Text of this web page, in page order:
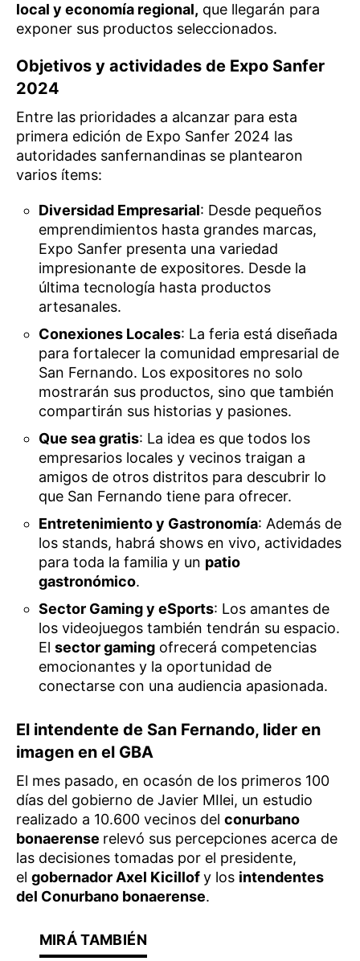
local y economía regional, que llegarán para
exponer sus productos seleccionados.
Objetivos y actividades de Expo Sanfer
2024
Entre las prioridades a alcanzar para esta
primera edición de Expo Sanfer 2024 las
autoridades sanfernandinas se plantearon
varios ítems:
Diversidad Empresarial: Desde pequeños
emprendimientos hasta grandes marcas,
Expo Sanfer presenta una variedad
impresionante de expositores. Desde la
última tecnología hasta productos
artesanales.
Conexiones Locales: La feria está diseñada
para fortalecer la comunidad empresarial de
San Fernando. Los expositores no solo
mostrarán sus productos, sino que también
compartirán sus historias y pasiones.
Que sea gratis: La idea es que todos los
empresarios locales y vecinos traigan a
amigos de otros distritos para descubrir lo
que San Fernando tiene para ofrecer.
Entretenimiento y Gastronomía: Además de
los stands, habrá shows en vivo, actividades
para toda la familia y un patio
gastronómico.
Sector Gaming y eSports: Los amantes de
los videojuegos también tendrán su espacio.
Elsector gaming ofrecerá competencias
emocionantes y la oportunidad de
conectarse con una audiencia apasionada.
El intendente de San Fernando, lider en
imagen en el GBA
El mes pasado, en ocasón de los primeros 100
días del gobierno de Javier MIlei, un estudio
realizado a 10.600 vecinos del conurbano
bonaerense relevó sus percepciones acerca de
las decisiones tomadas por el presidente,
el gobernador Axel Kicillofy los intendentes
del Conurbano bonaerense.